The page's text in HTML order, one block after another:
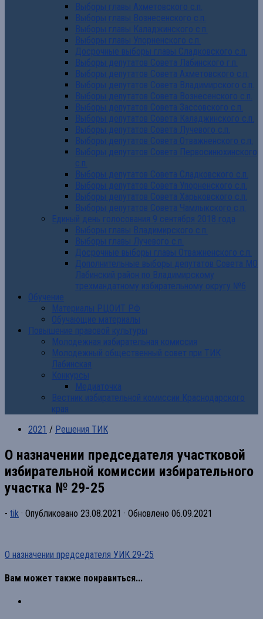
Выборы главы Ахметовского с.п.
Выборы главы Вознесенского с.п.
Выборы главы Каладжинского с.п.
Выборы главы Упорненского с.п.
Досрочные выборы главы Сладковского с.п.
Выборы депутатов Совета Лабинского г.п.
Выборы депутатов Совета Ахметовского с.п.
Выборы депутатов Совета Владимирского с.п.
Выборы депутатов Совета Вознесенского с.п.
Выборы депутатов Совета Зассовского с.п.
Выборы депутатов Совета Каладжинского с.п.
Выборы депутатов Совета Лучевого с.п.
Выборы депутатов Совета Отважненского с.п.
Выборы депутатов Совета Первосинюхинского
с.п.
Выборы депутатов Совета Сладковского с.п.
Выборы депутатов Совета Упорненского с.п.
Выборы депутатов Совета Харьковского с.п.
Выборы депутатов Совета Чамлыкского с.п.
Единый день голосования 9 сентября 2018 года
Выборы главы Владимирского с.п.
Выборы главы Лучевого с.п.
Досрочные выборы главы Отважненского с.п.
Дополнительные выборы депутатов Совета МО
Лабинский район по Владимирскому
трехмандатному избирательному округу №6
Обучение
Материалы РЦОИТ РФ
Обучающие материалы
Повышение правовой культуры
Молодежная избирательная комиссия
Молодежный общественный совет при ТИК
Лабинская
Конкурсы
Медиаточка
Вестник избирательной комиссии Краснодарского
края
2021 / Решения ТИК
О назначении председателя участковой
избирательной комиссии избирательного
участка № 29-25
- tik · Опубликовано 23.08.2021 · Обновлено 06.09.2021
О назначении председателя УИК 29-25
Вам может также понравиться...